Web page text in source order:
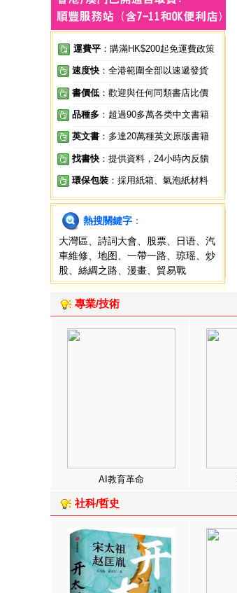
運費平 ：購滿HK$200起免運費政策
速度快 ：全港範圍全部以速遞發貨
書價低 ：歡迎與任何同類書店比價
品種多 ：超過90多萬各类中文書籍
英文書 ：多達20萬種英文原版書籍
找書快 ：提供資料，24小時內反饋
環保包裝 ：採用紙箱、氣泡紙材料
熱搜關鍵字 ：
大灣區
詩詞大會 股票 日语
汽
車維修
地图 一帶一路 琼瑶
炒
股
絲綢之路 漫畫 貿易戰
專業/技術
AI教育革命
社科/哲史